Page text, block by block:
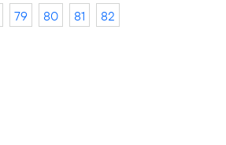
79 80 81 82